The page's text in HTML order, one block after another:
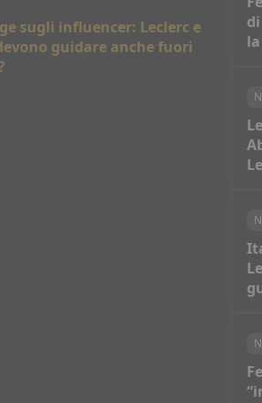
sugli influencer: Leclerc e
guidare anche fuori